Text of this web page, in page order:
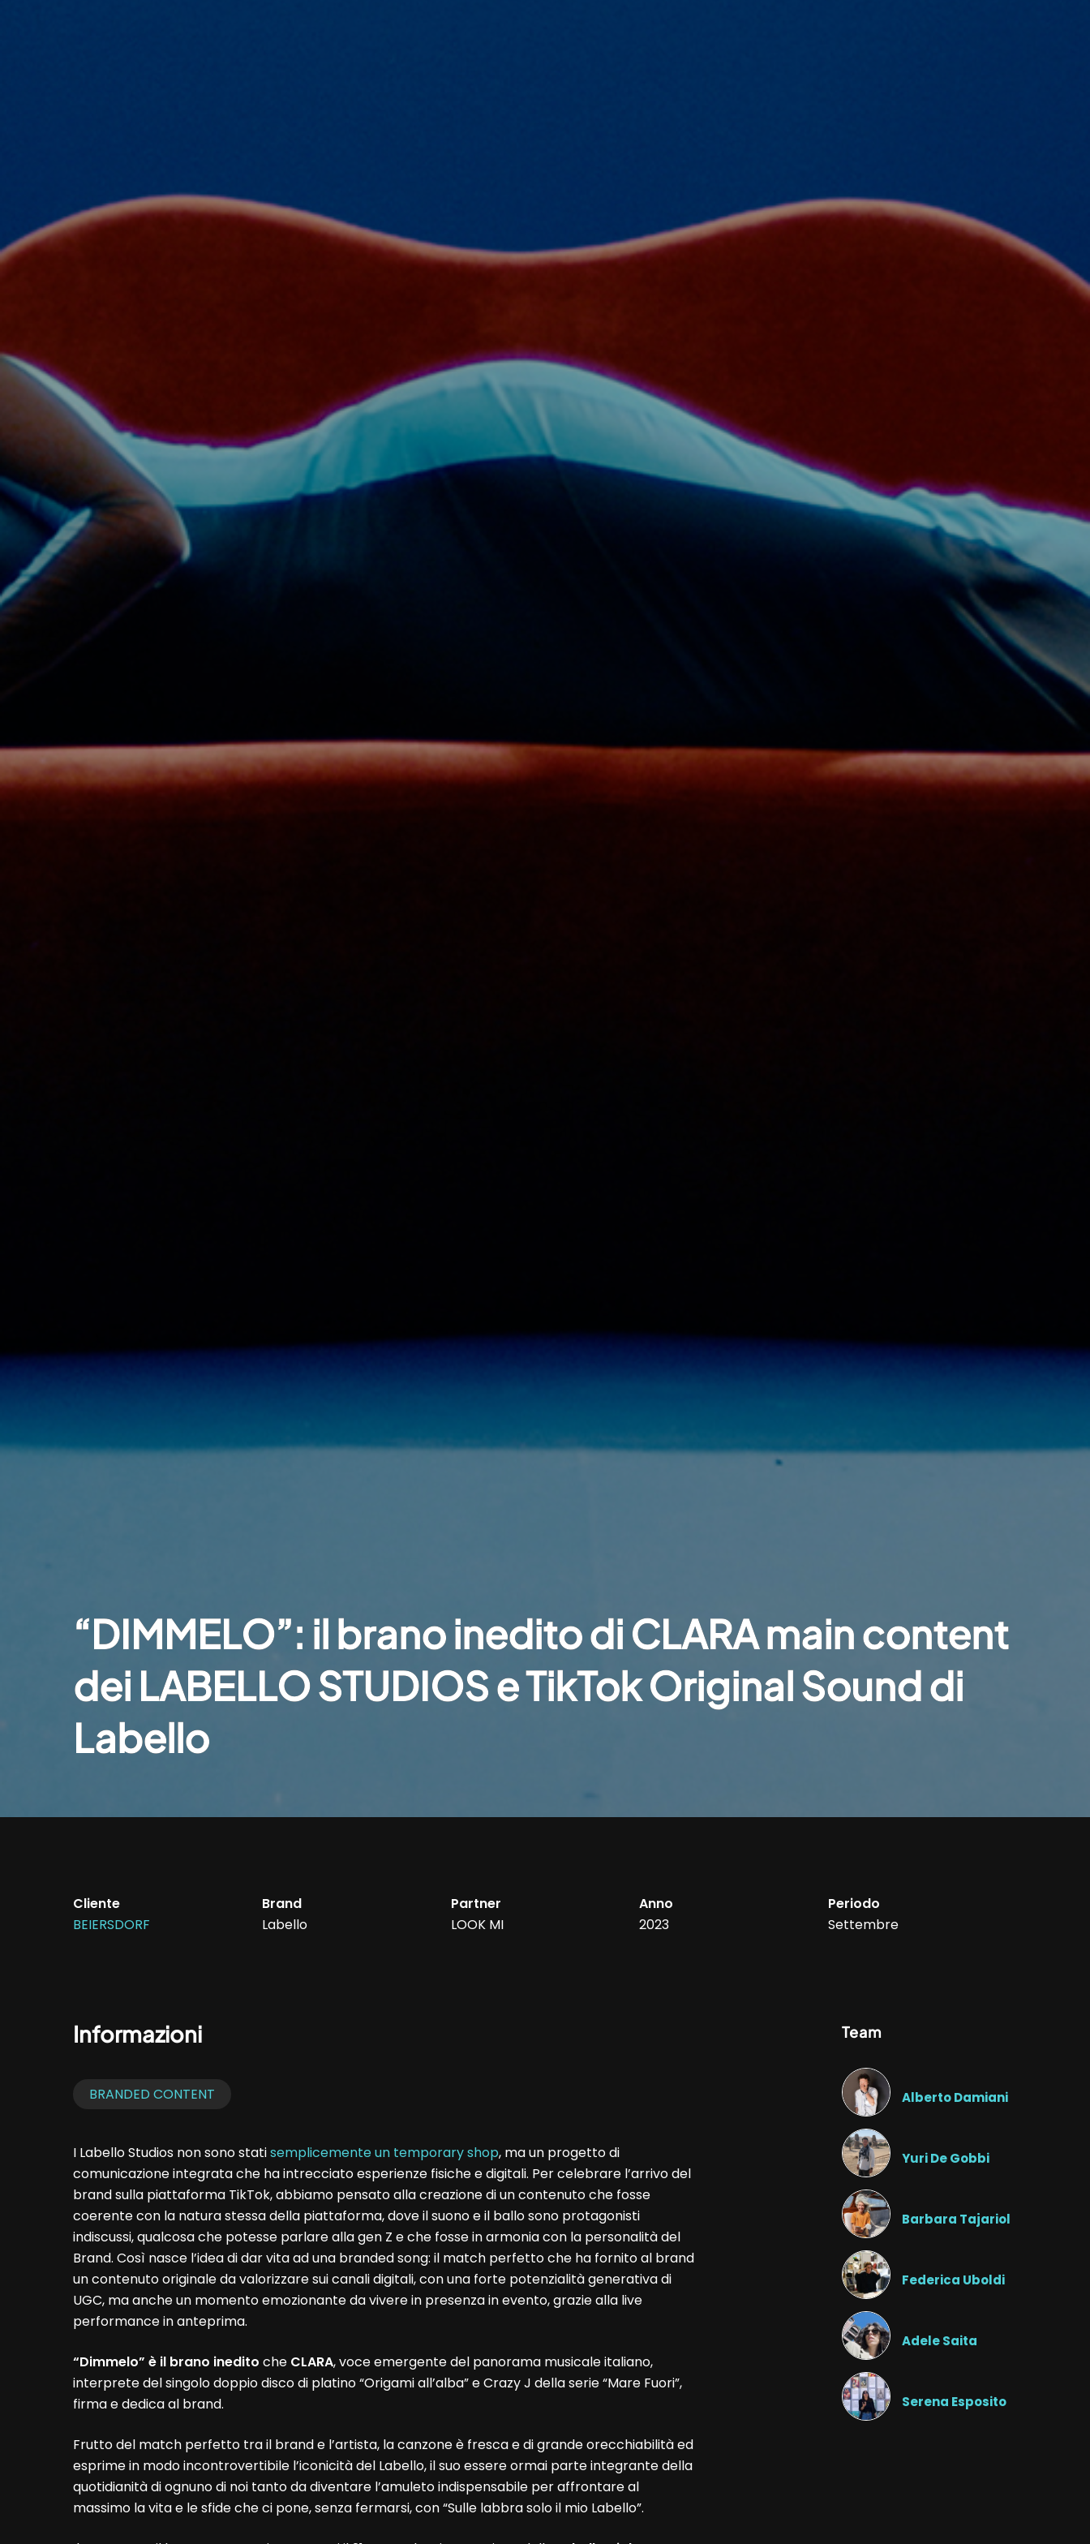
“DIMMELO”: il brano inedito di CLARA main content
dei LABELLO STUDIOS e TikTok Original Sound di
Labello
Cliente
BEIERSDORF
Brand
Labello
Partner
LOOK MI
Anno
2023
Periodo
Settembre
Informazioni
BRANDED CONTENT
I Labello Studios non sono statisemplicemente un temporary shop, ma un progetto di
comunicazione integrata che ha intrecciato esperienze fisiche e digitali. Per celebrare l’arrivo del
brand sulla piattaforma TikTok, abbiamo pensato alla creazione di un contenuto che fosse
coerente con la natura stessa della piattaforma, dove il suono e il ballo sono protagonisti
indiscussi, qualcosa che potesse parlare alla gen Z e che fosse in armonia con la personalità del
Brand. Così nasce l’idea di dar vita ad una branded song: il match perfetto che ha fornito al brand
un contenuto originale da valorizzare sui canali digitali, con una forte potenzialità generativa di
UGC, ma anche un momento emozionante da vivere in presenza in evento, grazie alla live
performance in anteprima.
“Dimmelo” è il brano inedito che CLARA, voce emergente del panorama musicale italiano,
interprete del singolo doppio disco di platino “Origami all’alba” e Crazy J della serie “Mare Fuori”,
firma e dedica al brand.
Frutto del match perfetto tra il brand e l’artista, la canzone è fresca e di grande orecchiabilità ed
esprime in modo incontrovertibile l’iconicità del Labello, il suo essere ormai parte integrante della
quotidianità di ognuno di noi tanto da diventare l’amuleto indispensabile per affrontare al
massimo la vita e le sfide che ci pone, senza fermarsi, con “Sulle labbra solo il mio Labello”.
Team
Alberto Damiani
Yuri De Gobbi
Barbara Tajariol
Federica Uboldi
Adele Saita
Serena Esposito